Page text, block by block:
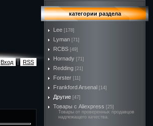
Вход | RSS
категории раздела
Lee [178]
Lyman [71]
RCBS [49]
Hornady [71]
Redding [21]
Forster [11]
Frankford Arsenal [14]
Другие [47]
Товары с Aliexpress [25]
Товары от проверенных продавцов
надлежащего качества.